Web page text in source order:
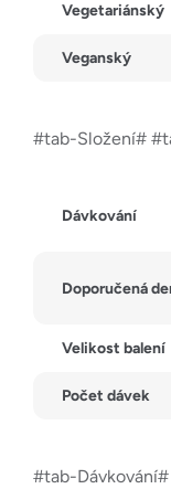
Vegetariánský
Veganský
#tab-Složení#
Dávkování
Doporučená
Velikost balení
Počet dávek
#tab-Dávkování#